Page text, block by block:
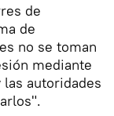
de
de
no se toman
mediante
autoridades